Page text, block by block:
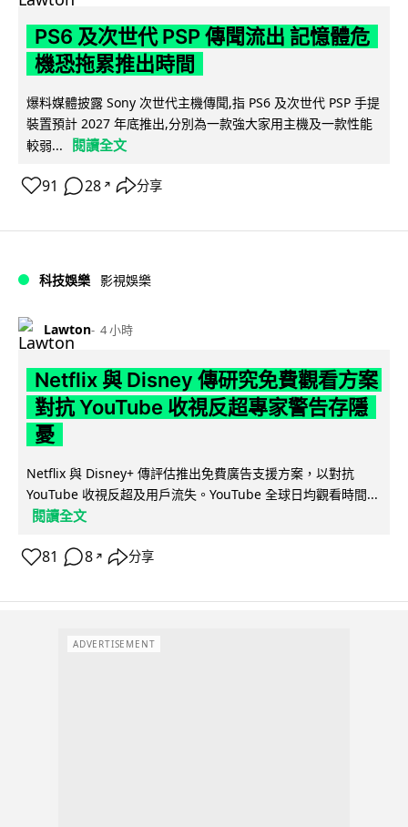
PS6 及次世代 PSP 傳聞流出 記憶體危
機恐拖累推出時間
爆料媒體披露 Sony 次世代主機傳聞,指 PS6 及次世代 PSP 手提
裝置預計 2027 年底推出,分別為一款強大家用主機及一款性能
較弱...
閱讀全文
91 28 ↗ 分享
科技娛樂 影視娛樂
Lawton 4 小時
Netflix 與 Disney 傳研究免費觀看方案
對抗 YouTube 收視反超專家警告存隱
憂
Netflix 與 Disney+ 傳評估推出免費廣告支援方案，以對抗
YouTube 收視反超及用戶流失。YouTube 全球日均觀看時間...
閱讀全文
81 8 ↗ 分享
ADVERTISEMENT